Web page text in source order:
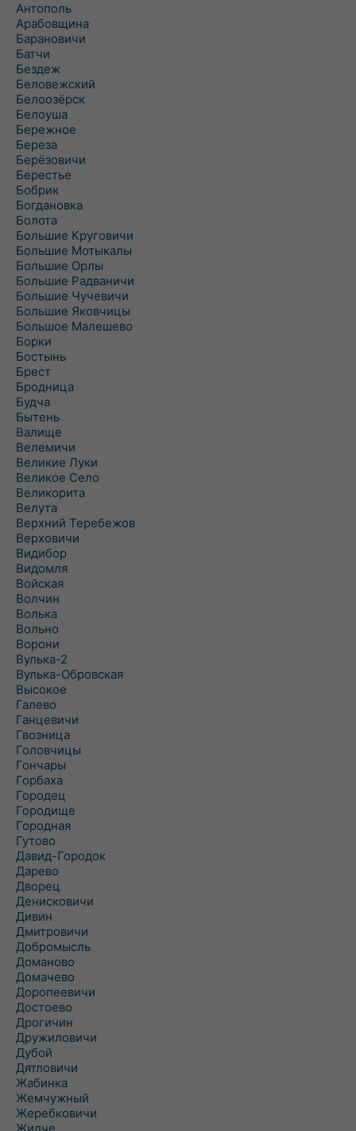
Антополь
Арабовщина
Барановичи
Батчи
Бездеж
Беловежский
Белоозёрск
Белоуша
Бережное
Береза
Берёзовичи
Берестье
Бобрик
Богдановка
Болота
Большие Круговичи
Большие Мотыкалы
Большие Орлы
Большие Радваничи
Большие Чучевичи
Большие Яковчицы
Большое Малешево
Борки
Бостынь
Брест
Бродница
Будча
Бытень
Валище
Велемичи
Великие Луки
Великое Село
Великорита
Велута
Верхний Теребежов
Верховичи
Видибор
Видомля
Войская
Волчин
Волька
Вольно
Ворони
Вулька-2
Вулька-Обровская
Высокое
Галево
Ганцевичи
Гвозница
Головчицы
Гончары
Горбаха
Городец
Городище
Городная
Гутово
Давид-Городок
Дарево
Дворец
Денисковичи
Дивин
Дмитровичи
Добромысль
Доманово
Домачево
Доропеевичи
Достоево
Дрогичин
Дружиловичи
Дубой
Дятловичи
Жабинка
Жемчужный
Жеребковичи